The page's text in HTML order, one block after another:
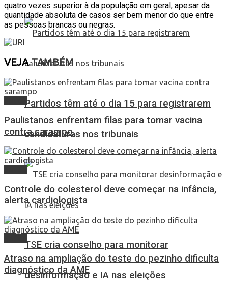
Partidos têm até o dia 15 para registrarem
candidaturas nos tribunais
TSE cria conselho para monitorar
desinformação e IA nas eleições
quatro vezes superior à da população em geral, apesar da
quantidade absoluta de casos ser bem menor do que entre
as pessoas brancas ou negras.
VEJATAMBÉM
Paulistanos enfrentam filas para tomar vacina
contra sarampo
Controle do colesterol deve começar na infância,
alerta cardiologista
Atraso na ampliação do teste do pezinho dificulta
diagnóstico da AME